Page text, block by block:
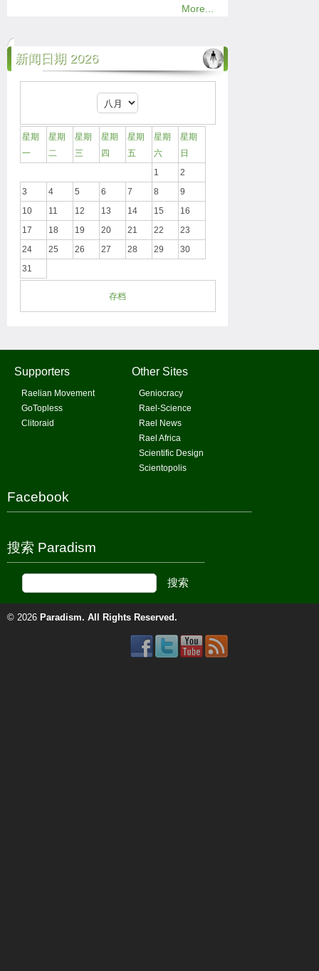
More...
新闻日期 2026
星期
一
星期
二
星期
三
星期
四
星期
五
星期
六
星期
日
1
2
3
4 5 6 7 8
9
10
11 12 13 14 15
16
17
18 19 20 21 22
23
24
25 26 27 28 29
30
31
存档
Supporters
Raelian Movement
GoTopless
Clitoraid
Other Sites
Geniocracy
Rael-Science
Rael News
Rael Africa
Scientific Design
Scientopolis
Facebook
搜索 Paradism
© 2026 Paradism. All Rights Reserved.